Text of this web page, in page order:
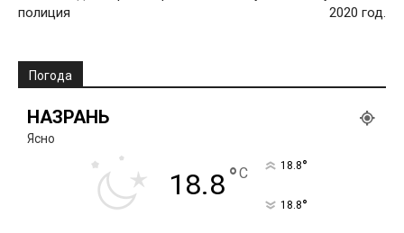
полиция
2020 год.
Погода
НАЗРАНЬ
Ясно
18.8°C 18.8°
18.8°